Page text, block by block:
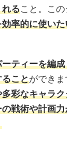
ること。こ
率的に使い
ーティーを編
ことができま
彩なキャラ
戦術や計画